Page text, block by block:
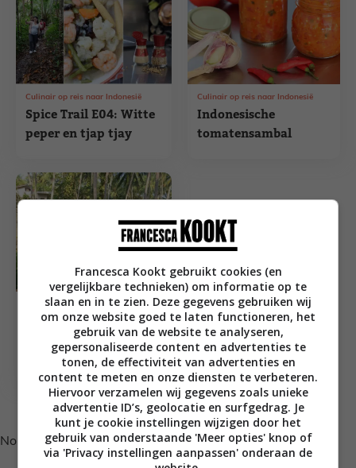
Spice Trail E04: Witte
peper en tjap tjay
Culinair op reis naar Indonesië
Indonesische
tomatensambal
Culinair op reis naar Indonesië
Zwanger naar
Indonesië: hoe
overleeft een foodie?
Culinair op reis naar Indonesië
Volg je mij al op Instagram?
No posts found.
Francesca Kookt gebruikt cookies (en
vergelijkbare technieken) om informatie op te
slaan en in te zien. Deze gegevens gebruiken wij
om onze website goed te laten functioneren, het
gebruik van de website te analyseren,
gepersonaliseerde content en advertenties te
tonen, de effectiviteit van advertenties en
content te meten en onze diensten te verbeteren.
Hiervoor verzamelen wij gegevens zoals unieke
advertentie ID’s, geolocatie en surfgedrag. Je
kunt je cookie instellingen wijzigen door het
gebruik van onderstaande 'Meer opties' knop of
via 'Privacy instellingen aanpassen' onderaan de